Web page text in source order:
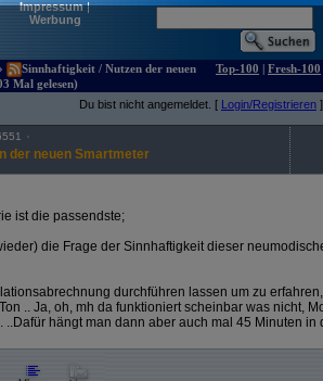
Impressum|
Werbung
Sinnhaftigkeit / Nutzen der neuen
Mal gelesen)
Top-100 | Fresh-100
Du bist nicht angemeldet. [ Login/Registrieren ]
der neuen Smartmeter
ist die passendste;
die Frage der Sinnhaftigkeit dieser
durchführen lassen um zu
.. Ja, oh, mh da funktioniert scheinbar was nicht,
..Dafür hängt man dann aber auch mal 45 Minuten